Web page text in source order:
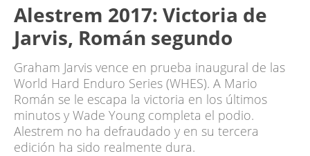
Alestrem 2017: Victoria de
Jarvis, Román segundo
Graham Jarvis vence en prueba inaugural de las
World Hard Enduro Series (WHES). A Mario
Román se le escapa la victoria en los últimos
minutos y Wade Young completa el podio.
Alestrem no ha defraudado y en su tercera
edición ha sido realmente dura.